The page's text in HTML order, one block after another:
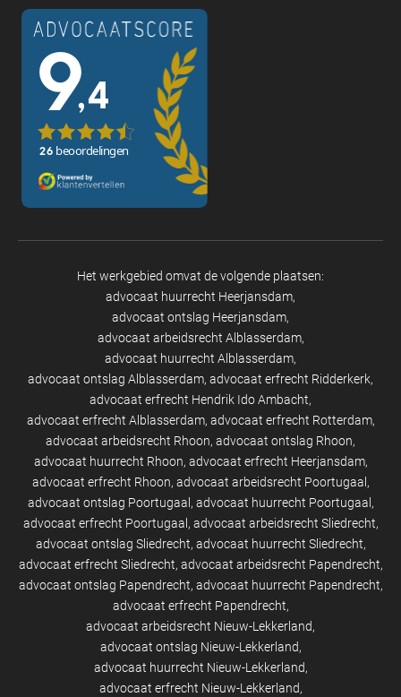
Het werkgebied omvat de volgende plaatsen:
advocaat huurrecht Heerjansdam
advocaat ontslag Heerjansdam
advocaat arbeidsrecht Alblasserdam
advocaat huurrecht Alblasserdam
advocaat ontslag Alblasserdam advocaat erfrecht Ridderkerk
advocaat erfrecht Hendrik Ido Ambacht
advocaat erfrecht Alblasserdam advocaat erfrecht Rotterdam
advocaat arbeidsrecht Rhoon advocaat ontslag Rhoon
advocaat huurrecht Rhoon advocaat erfrecht Heerjansdam
advocaat erfrecht Rhoon advocaat arbeidsrecht Poortugaal
advocaat ontslag Poortugaal
advocaat huurrecht Poortugaal
advocaat erfrecht Poortugaal
advocaat arbeidsrecht Sliedrecht
advocaat ontslag Sliedrecht advocaat huurrecht Sliedrecht
advocaat erfrecht Sliedrecht advocaat arbeidsrecht Papendrecht
advocaat ontslag Papendrecht advocaat huurrecht Papendrecht
advocaat erfrecht Papendrecht
advocaat arbeidsrecht Nieuw-Lekkerland
advocaat ontslag Nieuw-Lekkerland
advocaat huurrecht Nieuw-Lekkerland
advocaat erfrecht Nieuw-Lekkerland